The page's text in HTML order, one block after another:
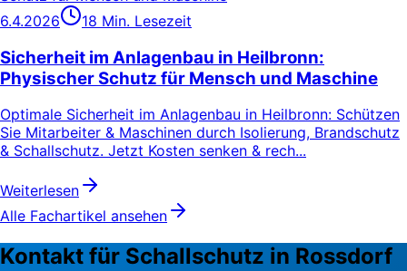
6.4.2026 18 Min. Lesezeit
Sicherheit im Anlagenbau in Heilbronn:
Physischer Schutz für Mensch und Maschine
Optimale Sicherheit im Anlagenbau in Heilbronn: Schützen
Sie Mitarbeiter & Maschinen durch Isolierung, Brandschutz
& Schallschutz. Jetzt Kosten senken & rech...
Weiterlesen
Alle Fachartikel ansehen
Kontakt für Schallschutz in Rossdorf